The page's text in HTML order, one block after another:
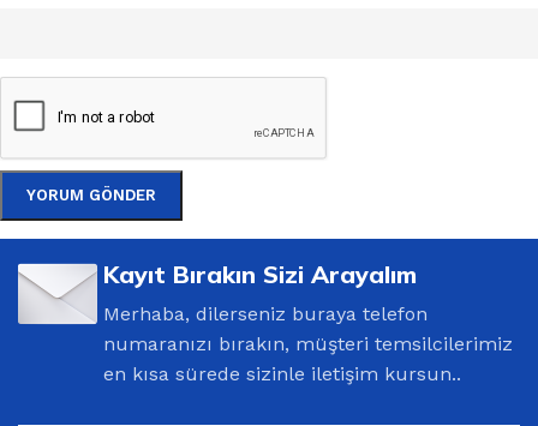
Kayıt Bırakın Sizi Arayalım
Merhaba, dilerseniz buraya telefon
numaranızı bırakın, müşteri temsilcilerimiz
en kısa sürede sizinle iletişim kursun..